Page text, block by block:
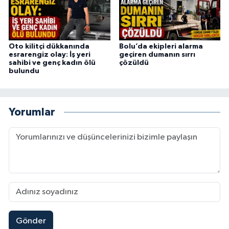
Oto kilitçi dükkanında
esrarengiz olay: İş yeri
sahibi ve genç kadın ölü
bulundu
Bolu’da ekipleri alarma
geçiren dumanın sırrı
çözüldü
Yorumlar
Gönder